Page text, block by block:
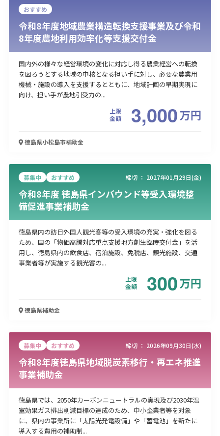
おすすめ
令和8年度地域農業構造転換支援事業及び令和
8年度農地利用効率化等支援交付金
国内外の様々な経営環境の変化に対応し得る農業経営への転換
を図ろうとする地域の中核となる担い手に対し、必要な農業用
機械・施設の導入を支援するとともに、地域計画の早期実現に
向け、担い手が農地引受力の...
上限
金額
3,000万円
徳島県小松島市補助金
募集中 おすすめ 締切 ： 2027年01月29日(金)
令和8年度 徳島県インバウンド等受入環境整
備促進事業補助金
徳島県内の訪日外国人観光客等の受入環境の充実・強化を図る
ため、国の「物価高騰対応重点支援地方創生臨時交付金」を活
用し、徳島県内の飲食店、宿泊施設、免税店、観光施設、交通
事業者等が実施する観光客の...
上限
金額
300万円
徳島県補助金
募集中 おすすめ 締切 ： 2026年09月30日(水)
令和8年度徳島県地域脱炭素移行・再エネ推進
事業補助金
徳島県では、2050年カーボンニュートラルの実現及び2030年温
室効果ガス排出削減目標の達成のため、中小企業者等を対象
に、県内の事業所に「太陽光発電設備」や「蓄電池」を新たに
導入する費用の補助制...